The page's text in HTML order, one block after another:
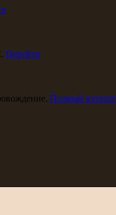
Перейти
Полный